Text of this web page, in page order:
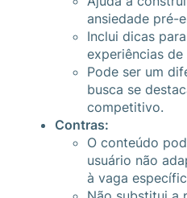
ansiedade pré-
Inclui dicas
experiências
Pode ser um
busca se
competitivo.
Contras:
O conteúdo
usuário não
à vaga